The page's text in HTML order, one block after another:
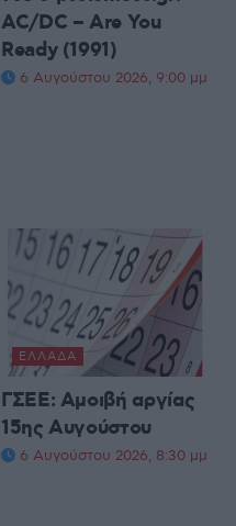
AC/DC – Are You
Ready (1991)
6 Αυγούστου 2026, 9:00 μμ
ΕΛΛΆΔΑ
ΓΣΕΕ: Αμοιβή αργίας
15ης Αυγούστου
6 Αυγούστου 2026, 8:30 μμ